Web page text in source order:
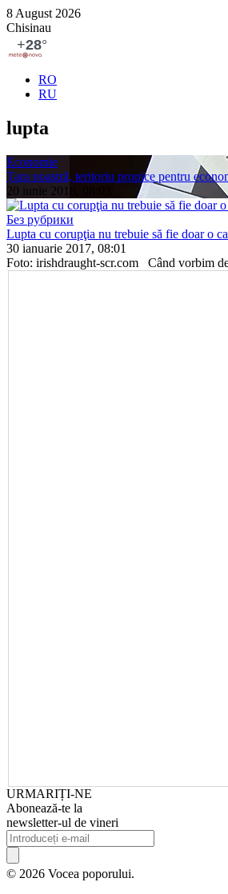
8 August 2026
Chisinau
RO
RU
lupta
Economie
Țara noastră, teritoriu propice pentru
20 iunie 2018, 08:03
Без рубрики
Lupta cu corupţia nu trebuie să fie doar o
30 ianuarie 2017, 08:01
Foto: irishdraught-scr.com Când vorbim
URMARIȚI-NE
Abonează-te la
newsletter-ul de vineri
© 2026 Vocea poporului.